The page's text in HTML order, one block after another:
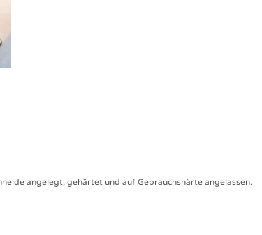
angelegt, gehärtet und auf Gebrauchshärte angelassen.